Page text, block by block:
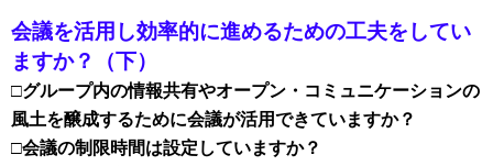
会議を活用し効率的に進めるための工夫をしてい
ますか？（下）
□グループ内の情報共有やオープン・コミュニケーションの
風土を醸成するために会議が活用できていますか？
□会議の制限時間は設定していますか？